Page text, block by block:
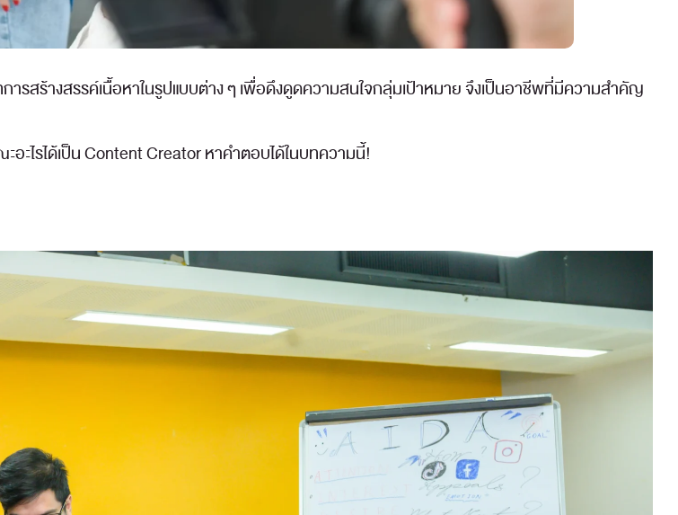
สร้างสรรค์เนื้อหาในรูปแบบต่าง ๆ เพื่อดึงดูดความสนใจกลุ่มเป้าหมาย จึงเป็นอาชีพที่มีความสำคัญ
อะไรได้เป็น Content Creator หาคำตอบได้ในบทความนี้!